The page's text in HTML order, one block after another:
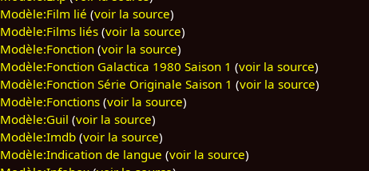
Modèle:Film lié (voir la source)
Modèle:Films liés (voir la source)
Modèle:Fonction (voir la source)
Modèle:Fonction Galactica 1980 Saison 1 (voir la source)
Modèle:Fonction Série Originale Saison 1 (voir la source)
Modèle:Fonctions (voir la source)
Modèle:Guil (voir la source)
Modèle:Imdb (voir la source)
Modèle:Indication de langue (voir la source)